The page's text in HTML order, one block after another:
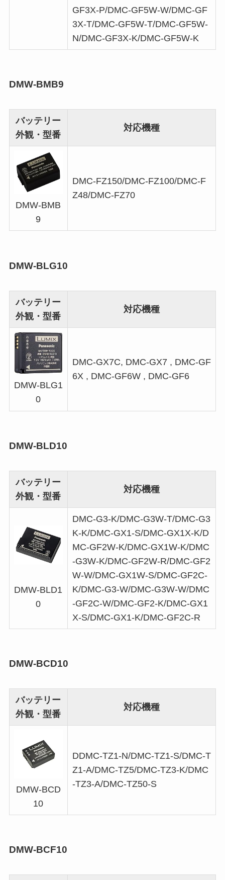
GF3X-P/DMC-GF5W-W/DMC-GF
3X-T/DMC-GF5W-T/DMC-GF5W-
N/DMC-GF3X-K/DMC-GF5W-K
DMW-BMB9
バッテリー
外観・型番
対応機種
DMW-BMB
9
DMC-FZ150/DMC-FZ100/DMC-F
Z48/DMC-FZ70
DMW-BLG10
バッテリー
外観・型番
対応機種
DMW-BLG1
0
DMC-GX7C, DMC-GX7 , DMC-GF
6X , DMC-GF6W , DMC-GF6
DMW-BLD10
バッテリー
外観・型番
対応機種
DMW-BLD1
0
DMC-G3-K/DMC-G3W-T/DMC-G3
K-K/DMC-GX1-S/DMC-GX1X-K/D
MC-GF2W-K/DMC-GX1W-K/DMC
-G3W-K/DMC-GF2W-R/DMC-GF2
W-W/DMC-GX1W-S/DMC-GF2C-
K/DMC-G3-W/DMC-G3W-W/DMC
-GF2C-W/DMC-GF2-K/DMC-GX1
X-S/DMC-GX1-K/DMC-GF2C-R
DMW-BCD10
バッテリー
外観・型番
対応機種
DMW-BCD
10
DDMC-TZ1-N/DMC-TZ1-S/DMC-T
Z1-A/DMC-TZ5/DMC-TZ3-K/DMC
-TZ3-A/DMC-TZ50-S
DMW-BCF10